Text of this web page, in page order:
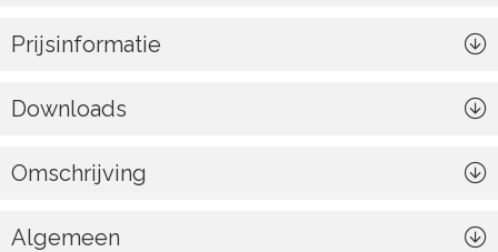
Prijsinformatie
Downloads
Omschrijving
Algemeen